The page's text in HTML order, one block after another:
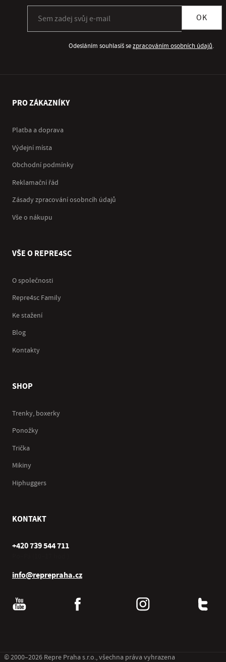
OK
Odesláním souhlasíš sezpracováním osobních údajů.
PRO ZÁKAZNÍKY
Platba a doprava
Výdejní místa
Obchodní podmínky
Reklamační řád
Zásady zpracování osobncíh údajů
Vše o nákupu
VŠE O REPRE4SC
O společnosti
Repre4sc Family
Ke stažení
Blog
Kontakty
SHOP
Trenky, boxerky
Ponožky
Trička
Mikiny
Hiphuggers
KONTAKT
+420 739 544 711
info@reprepraha.cz
© 2000–2026 Repre Praha s.r.o., všechna práva vyhrazena